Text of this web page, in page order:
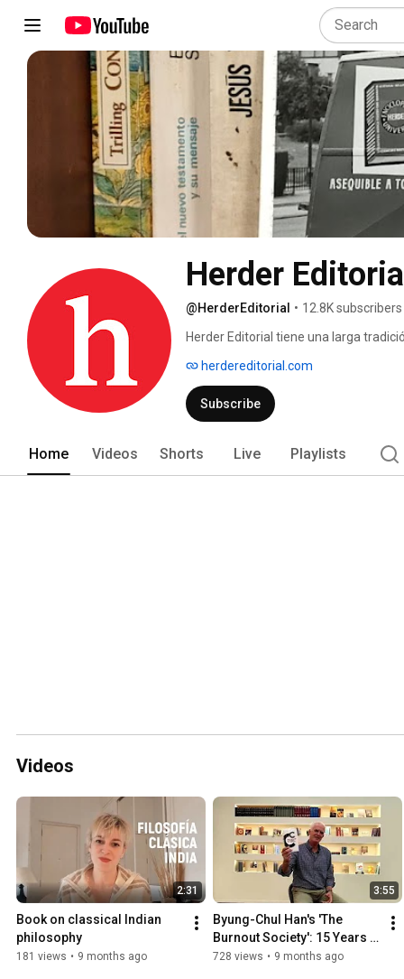
Herder Editorial
@HerderEditorial • 12.8K subscribers
Herder Editorial tiene una larga
misión.
herdereditorial.com
Subscribe
Home Videos Shorts Live Playlists
Videos
2:31
Book on classical Indian
philosophy
181 views • 9 months ago
3:55
Byung-Chul Han's 'The
Burnout Society': 15 Years
Later | Raimund Herder
728 views • 9 months ago